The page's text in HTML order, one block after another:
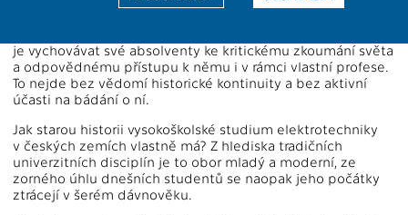
je vychovávat své absolventy ke kritickému zkoumání světa
a odpovědnému přístupu k němu i v rámci vlastní profese.
To nejde bez vědomí historické kontinuity a bez aktivní
účasti na bádání o ní.
Jak starou historii vysokoškolské studium elektrotechniky
v českých zemích vlastně má? Z hlediska tradičních
univerzitních disciplín je to obor mladý a moderní, ze
zorného úhlu dnešních studentů se naopak jeho počátky
ztrácejí v šerém dávnověku.